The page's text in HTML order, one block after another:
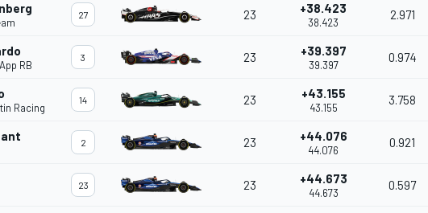
27 23 +38.423
38.423
2.971
RB
3 23 +39.397
39.397
0.974
Racing
14 23 +43.155
43.155
3.758
2 23 +44.076
44.076
0.921
23 23 +44.673
44.673
0.597